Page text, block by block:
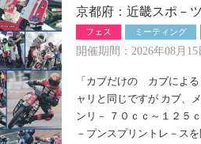
京都府：近畿スポ－
フェス ミーティング
開催期間：2026年08月
「カブだけの カブによ
ャリと同じですが カブ、
ンリ－ ７０ｃｃ～１２５
－プンスプリントレ－ス